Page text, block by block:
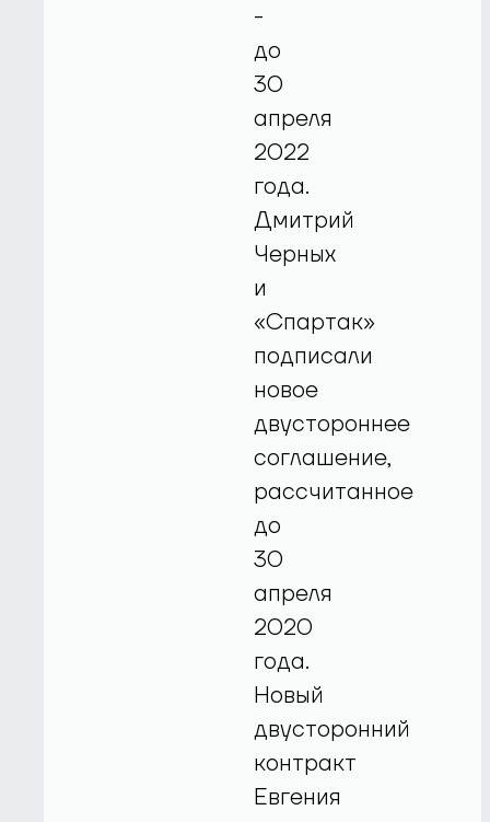
-
до
30
апреля
2022
года.
Дмитрий
Черных
и
«Спартак»
подписали
новое
двустороннее
соглашение,
рассчитанное
до
30
апреля
2020
года.
Новый
двусторонний
контракт
Евгения